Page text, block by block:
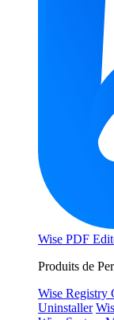
Wise PDF
Produits de
Wise Registry
Uninstaller